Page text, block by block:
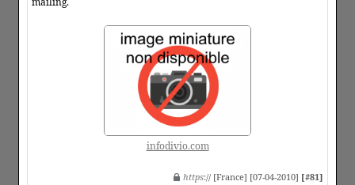
infodivio.com
https:// [France] [07-04-2010] [#81]